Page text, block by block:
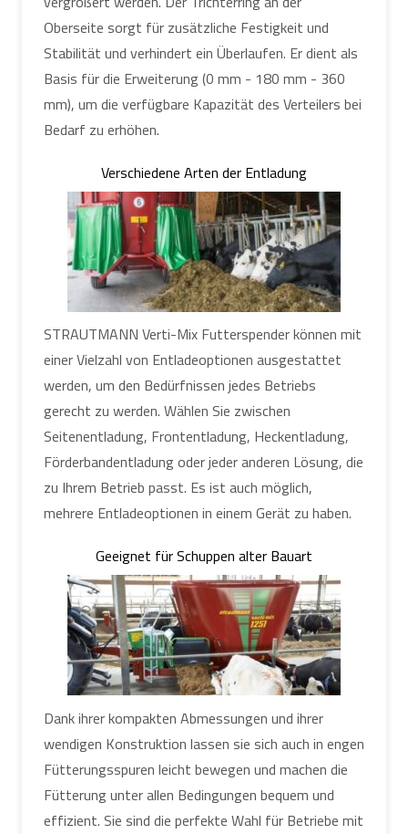
Oberseite sorgt für zusätzliche Festigkeit und
Stabilität und verhindert ein Überlaufen. Er dient als
Basis für die Erweiterung (0 mm - 180 mm - 360
mm), um die verfügbare Kapazität des Verteilers bei
Bedarf zu erhöhen.
Verschiedene Arten der Entladung
STRAUTMANN Verti-Mix Futterspender können mit
einer Vielzahl von Entladeoptionen ausgestattet
werden, um den Bedürfnissen jedes Betriebs
gerecht zu werden. Wählen Sie zwischen
Seitenentladung, Frontentladung, Heckentladung,
Förderbandentladung oder jeder anderen Lösung, die
zu Ihrem Betrieb passt. Es ist auch möglich,
mehrere Entladeoptionen in einem Gerät zu haben.
Geeignet für Schuppen alter Bauart
Dank ihrer kompakten Abmessungen und ihrer
wendigen Konstruktion lassen sie sich auch in engen
Fütterungsspuren leicht bewegen und machen die
Fütterung unter allen Bedingungen bequem und
effizient. Sie sind die perfekte Wahl für Betriebe mit